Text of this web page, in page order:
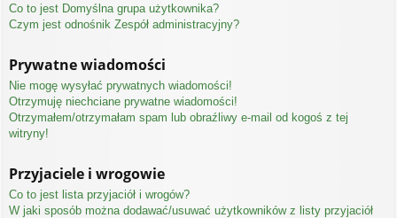
Co to jest Domyślna grupa użytkownika?
Czym jest odnośnik Zespół administracyjny?
Prywatne wiadomości
Nie mogę wysyłać prywatnych wiadomości!
Otrzymuję niechciane prywatne wiadomości!
Otrzymałem/otrzymałam spam lub obraźliwy e-mail od kogoś z tej
witryny!
Przyjaciele i wrogowie
Co to jest lista przyjaciół i wrogów?
W jaki sposób można dodawać/usuwać użytkowników z listy przyjaciół